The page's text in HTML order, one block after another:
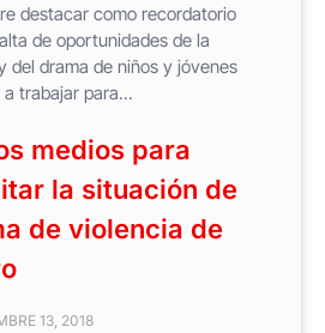
destacar como recordatorio
de oportunidades de la
del drama de niños y jóvenes
a trabajar para...
medios para
la situación de
de violencia de
13, 2018